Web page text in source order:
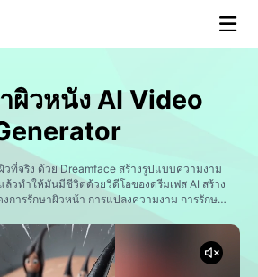
▼
ผิวหนัง AI Video
วที่จริง ด้วย Dreamface สร้างรูปแบบความงาม
ล้วทําให้มันมีชีวิตด้วยวิดีโอของดรีมเฟส AI สร้าง
การรักษาผิวหน้า การแปลงความงาม การรักษา
ง เหมาะสําหรับแบรนด์ความงาม ผู้มีอิทธิพลใน
วามสุข สุขภาพ สปา คลินิก และผู้ขายสื่อสังคม ที่
อความงามอย่างมืออา โดยไม่ต้องถ่ายภาพ